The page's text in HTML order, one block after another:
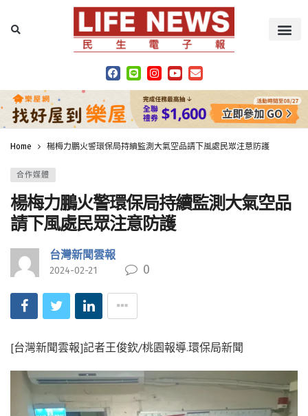
Home 楊梅力鵬火警環保局持續監測大氣空品請下風處民眾注意防護
合作媒體
楊梅力鵬火警環保局持續監測大氣空品
請下風處民眾注意防護
台灣新聞雲報
2024-02-21 0
[台灣新聞雲報]記者王俊欽/桃園報導.環保局新聞